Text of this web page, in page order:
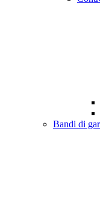
Bandi di